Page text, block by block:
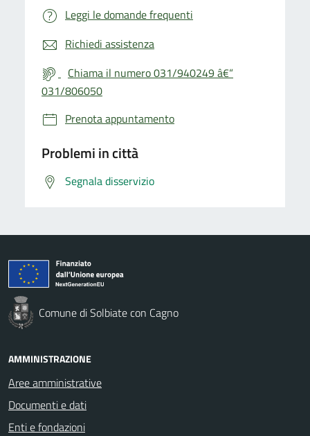
Leggi le domande frequenti
Richiedi assistenza
Chiama il numero 031/940249 â€“
031/806050
Prenota appuntamento
Problemi in città
Segnala disservizio
Comune di Solbiate con Cagno
AMMINISTRAZIONE
Aree amministrative
Documenti e dati
Enti e fondazioni